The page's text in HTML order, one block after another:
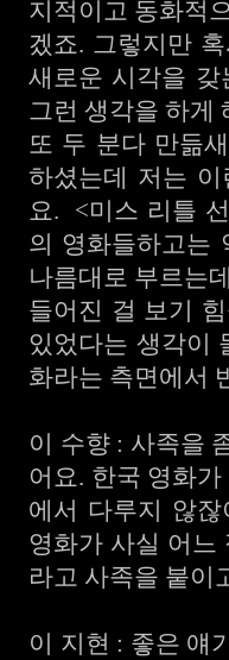
지적이고 동화적
겠죠. 그렇지만
새로운 시각을
그런 생각을 하게
또 두 분다 만듦
하셨는데 저는
요. <미스 리틀
의 영화들하고는
나름대로 부르는
들어진 걸 보기
있었다는 생각이
화라는 측면에서
이 수향 : 사족을
어요. 한국 영화
에서 다루지 않
영화가 사실 어느
라고 사족을 붙이
이 지현 : 좋은 얘